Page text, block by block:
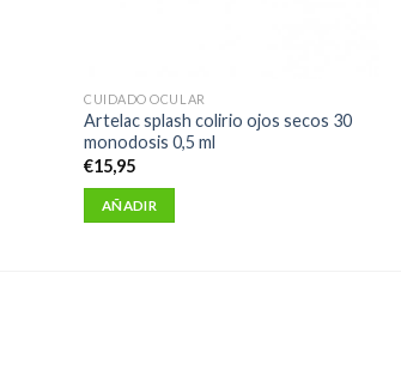
CUIDADO OCULAR
Artelac splash colirio ojos secos 30
monodosis 0,5 ml
€15,95
AÑADIR